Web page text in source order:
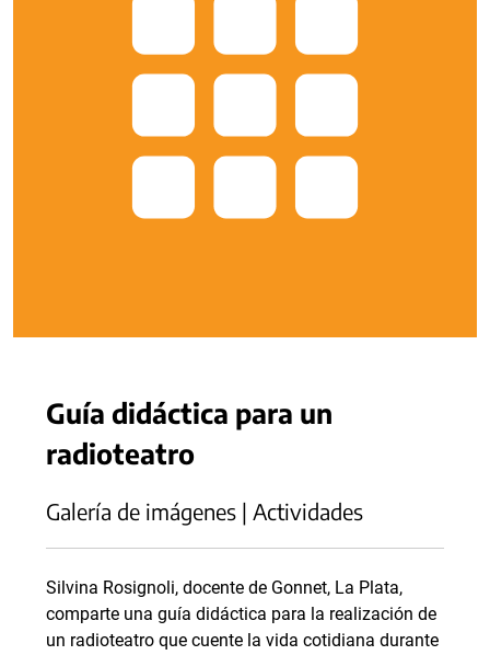
Guía didáctica para un
radioteatro
Galería de imágenes | Actividades
Silvina Rosignoli, docente de Gonnet, La Plata,
comparte una guía didáctica para la realización de
un radioteatro que cuente la vida cotidiana durante